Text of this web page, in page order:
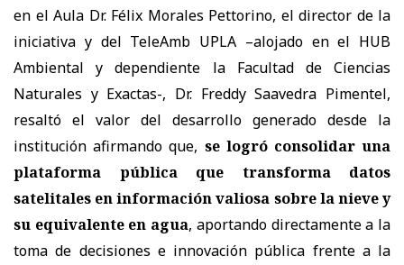
en el Aula Dr. Félix Morales Pettorino, el director de la
iniciativa y del TeleAmb UPLA –alojado en el HUB
Ambiental y dependiente la Facultad de Ciencias
Naturales y Exactas-, Dr. Freddy Saavedra Pimentel,
resaltó el valor del desarrollo generado desde la
institución afirmando que, se logró consolidar una
plataforma pública que transforma datos
satelitales en información valiosa sobre la nieve y
su equivalente en agua, aportando directamente a la
toma de decisiones e innovación pública frente a la